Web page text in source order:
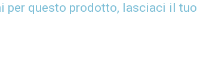
per questo prodotto, lasciaci il tuo